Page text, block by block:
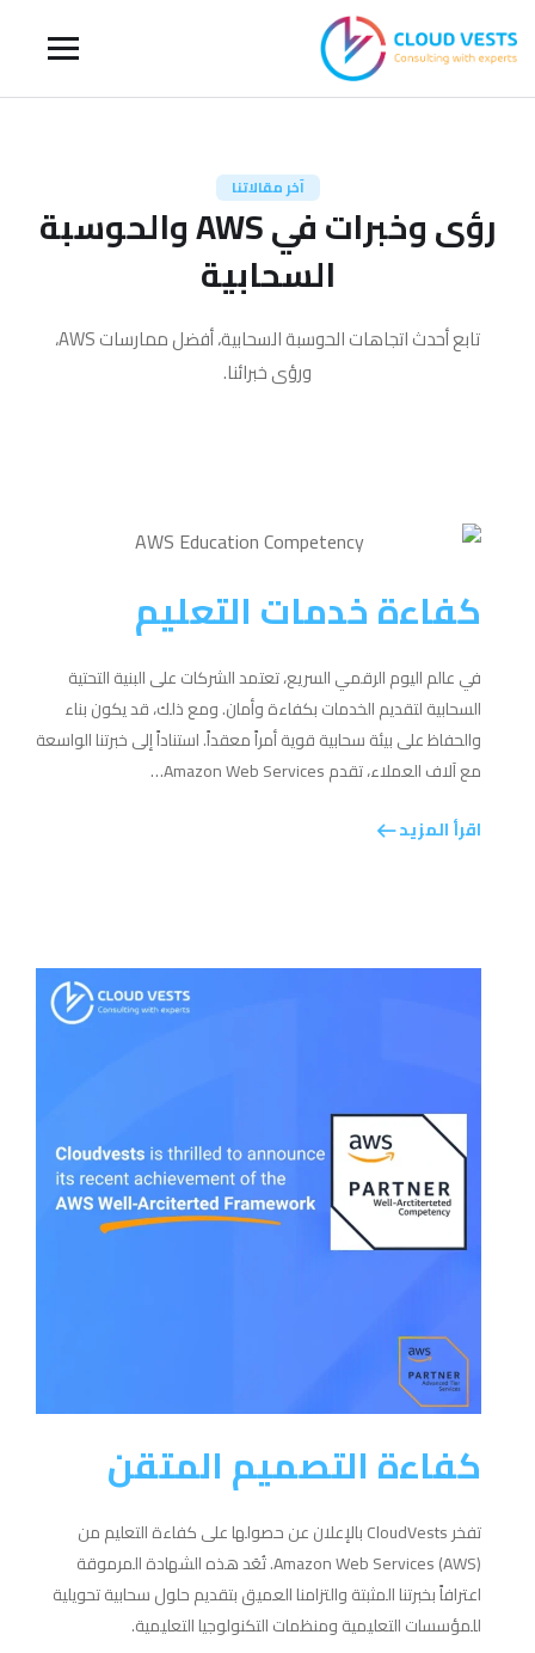
آخر مقالاتنا
رؤى وخبرات في AWS والحوسبة
السحابية
تابع أحدث اتجاهات الحوسبة السحابية، أفضل ممارسات AWS،
ورؤى خبرائنا.
كفاءة خدمات التعليم
في عالم اليوم الرقمي السريع، تعتمد الشركات على البنية التحتية
السحابية لتقديم الخدمات بكفاءة وأمان. ومع ذلك، قد يكون بناء
والحفاظ على بيئة سحابية قوية أمراً معقداً. استناداً إلى خبرتنا الواسعة
مع آلاف العملاء، تقدم Amazon Web Services…
اقرأ المزيد
كفاءة التصميم المتقن
تفخر CloudVests بالإعلان عن حصولها على كفاءة التعليم من
Amazon Web Services (AWS). تُعَد هذه الشهادة المرموقة
اعترافاً بخبرتنا المثبتة والتزامنا العميق بتقديم حلول سحابية تحويلية
للمؤسسات التعليمية ومنظمات التكنولوجيا التعليمية.